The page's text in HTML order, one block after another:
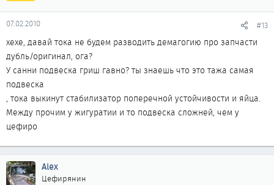
07.02.2010 #13
хехе, давай тока не будем разводить демагогию про запчасти
дубль/оригинал, ога?
У санни подвеска гриш гавно? ты знаешь что это тажа самая
подвеска
, тока выкинут стабилизатор поперечной устойчивости и яйца.
Между прочим у жигуратии и то подвеска сложней, чем у
цефиро
Alex
Цефирянин